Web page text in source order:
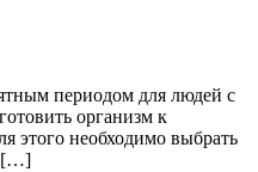
периодом для людей с
организм к
этого необходимо выбрать
[…]